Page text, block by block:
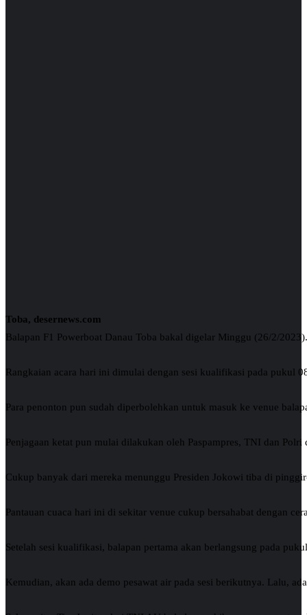
Toba, desernews.com
Balapan F1 Powerboat Danau Toba bakal digelar Minggu (26/2/
Rangkaian acara hari ini dimulai dengan sesi kualifikasi pada pukul
Para penonton pun sudah diperbolehkan untuk masuk ke venue
Penjagaan ketat pun mulai dilakukan oleh Paspampres, TNI dan
Cukup banyak dari mereka menunggu Presiden Jokowi tiba di
Pantauan cuaca hari ini di sekitar venue cukup bersahabat dengan
Setelah sesi kualifikasi, balapan pertama akan berlangsung pada
Kemudian, akan ada demo pesawat air pada sesi berikutnya. Lalu,